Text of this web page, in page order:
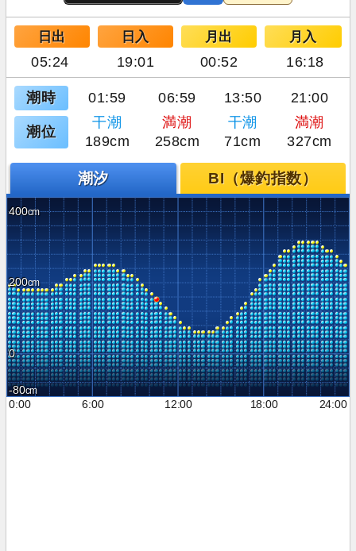
日出 日入 月出 月入
05:24 19:01 00:52 16:18
潮時 01:59 06:59 13:50 21:00
潮位
干潮 満潮 干潮
満潮
189cm
258cm 71cm 327cm
潮汐 BI（爆釣指数）
400
200
0
-80
0:00
6:00 12:00 18:00 24:00